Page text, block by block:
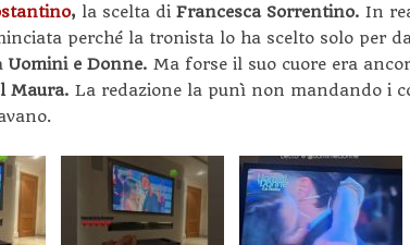
, la scelta di Francesca Sorrentino. In
perché la tronista lo ha scelto solo per
Uomini e Donne. Ma forse il suo cuore era
Maura. La redazione la punì non mandando i